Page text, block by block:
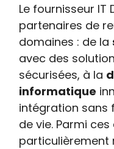
Le fournisseur IT
partenaires de
domaines : de la
avec des
sécurisées, à la
informatique
intégration sans
de vie. Parmi
particulièrement